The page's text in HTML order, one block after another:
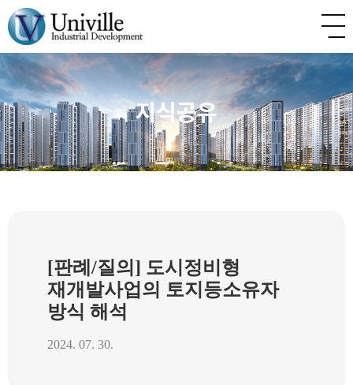
지식공유
[판례/질의] 도시정비형
재개발사업의 토지등소유자
방식 해석
2024. 07. 30.